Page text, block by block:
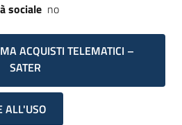
sociale no
ACQUISTI TELEMATICI –
SATER
ALL'USO